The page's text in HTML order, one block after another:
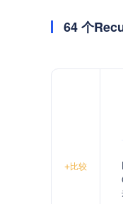
64 个
+比较